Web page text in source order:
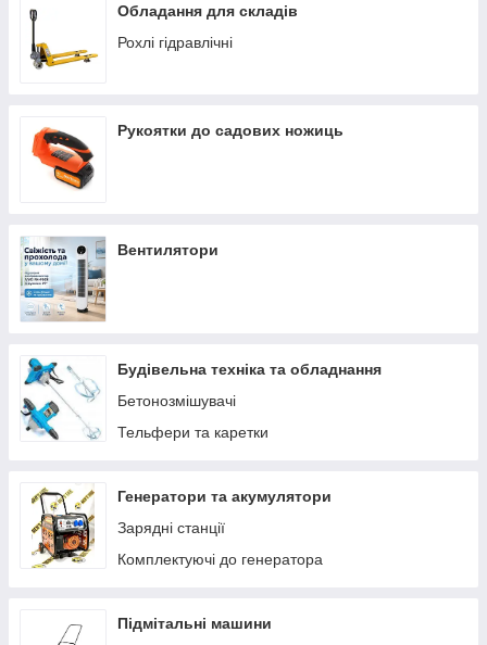
Обладання для складів
Рохлі гідравлічні
Рукоятки до садових ножиць
Вентилятори
Будівельна техніка та обладнання
Бетонозмішувачі
Тельфери та каретки
Генератори та акумулятори
Зарядні станції
Комплектуючі до генератора
Підмітальні машини